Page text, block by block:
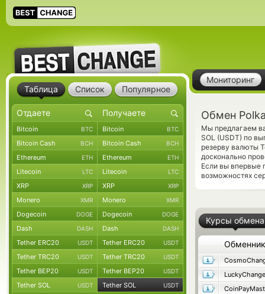
Мониторинг
Обмен
Мы предлагаем
SOL (USDT) по
резерву валюты
досконально
Если вы впервые
возможностях
Курсы обмена
Обменник
LuckyChange
Таблица Список Популярное
Bitcoin BTC Bitcoin BTC
Bitcoin Cash BCH Bitcoin Cash BCH
Ethereum ETH Ethereum ETH
Litecoin LTC Litecoin LTC
XRP XRP XRP XRP
Monero XMR Monero XMR
Dogecoin DOGE Dogecoin DOGE
Dash DASH Dash DASH
Tether ERC20 USDT Tether ERC20 USDT
Tether TRC20 USDT Tether TRC20 USDT
Tether BEP20 USDT Tether BEP20 USDT
Tether SOL USDT Tether SOL USDT